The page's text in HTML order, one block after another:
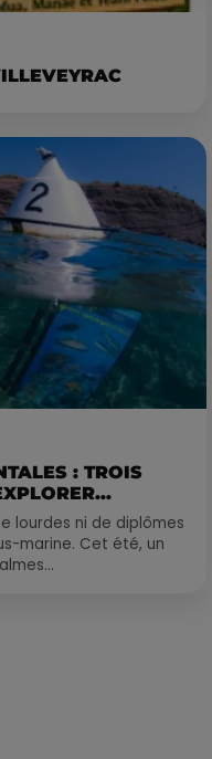
: TROIS
lourdes ni de diplômes
marine. Cet été, un